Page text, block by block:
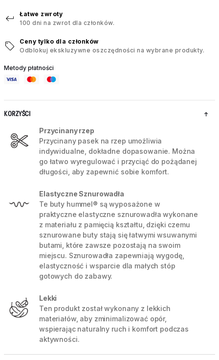
Łatwe zwroty
100 dni na zwrot dla członków.
Ceny tylko dla członków
Odblokuj ekskluzywne oszczędności na wybrane produkty.
Metody płatności
KORZYŚCI
Przycinany rzep
Przycinany pasek na rzep umożliwia
indywidualne, dokładne dopasowanie. Można
go łatwo wyregulować i przyciąć do pożądanej
długości, aby zapewnić sobie komfort.
Elastyczne Sznurowadła
Te buty hummel® są wyposażone w
praktyczne elastyczne sznurowadła wykonane
z materiału z pamięcią kształtu, dzięki czemu
sznurowane buty stają się łatwymi wsuwanymi
butami, które zawsze pozostają na swoim
miejscu. Sznurowadła zapewniają wygodę,
elastyczność i wsparcie dla małych stóp
gotowych do zabawy.
Lekki
Ten produkt został wykonany z lekkich
materiałów, aby zminimalizować opór,
wspierając naturalny ruch i komfort podczas
aktywności.